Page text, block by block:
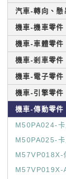
汽車-轉向、懸
機車-機車零件
機車-車體零件
機車-剎車零件
機車-電子零件
機車-引擎零件
機車-傳動零件
M50PA024-
M50PA025-
M57VP018X-
M57VP019X-